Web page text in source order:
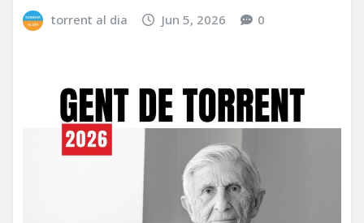
torrent al dia Jun 5, 2026 0